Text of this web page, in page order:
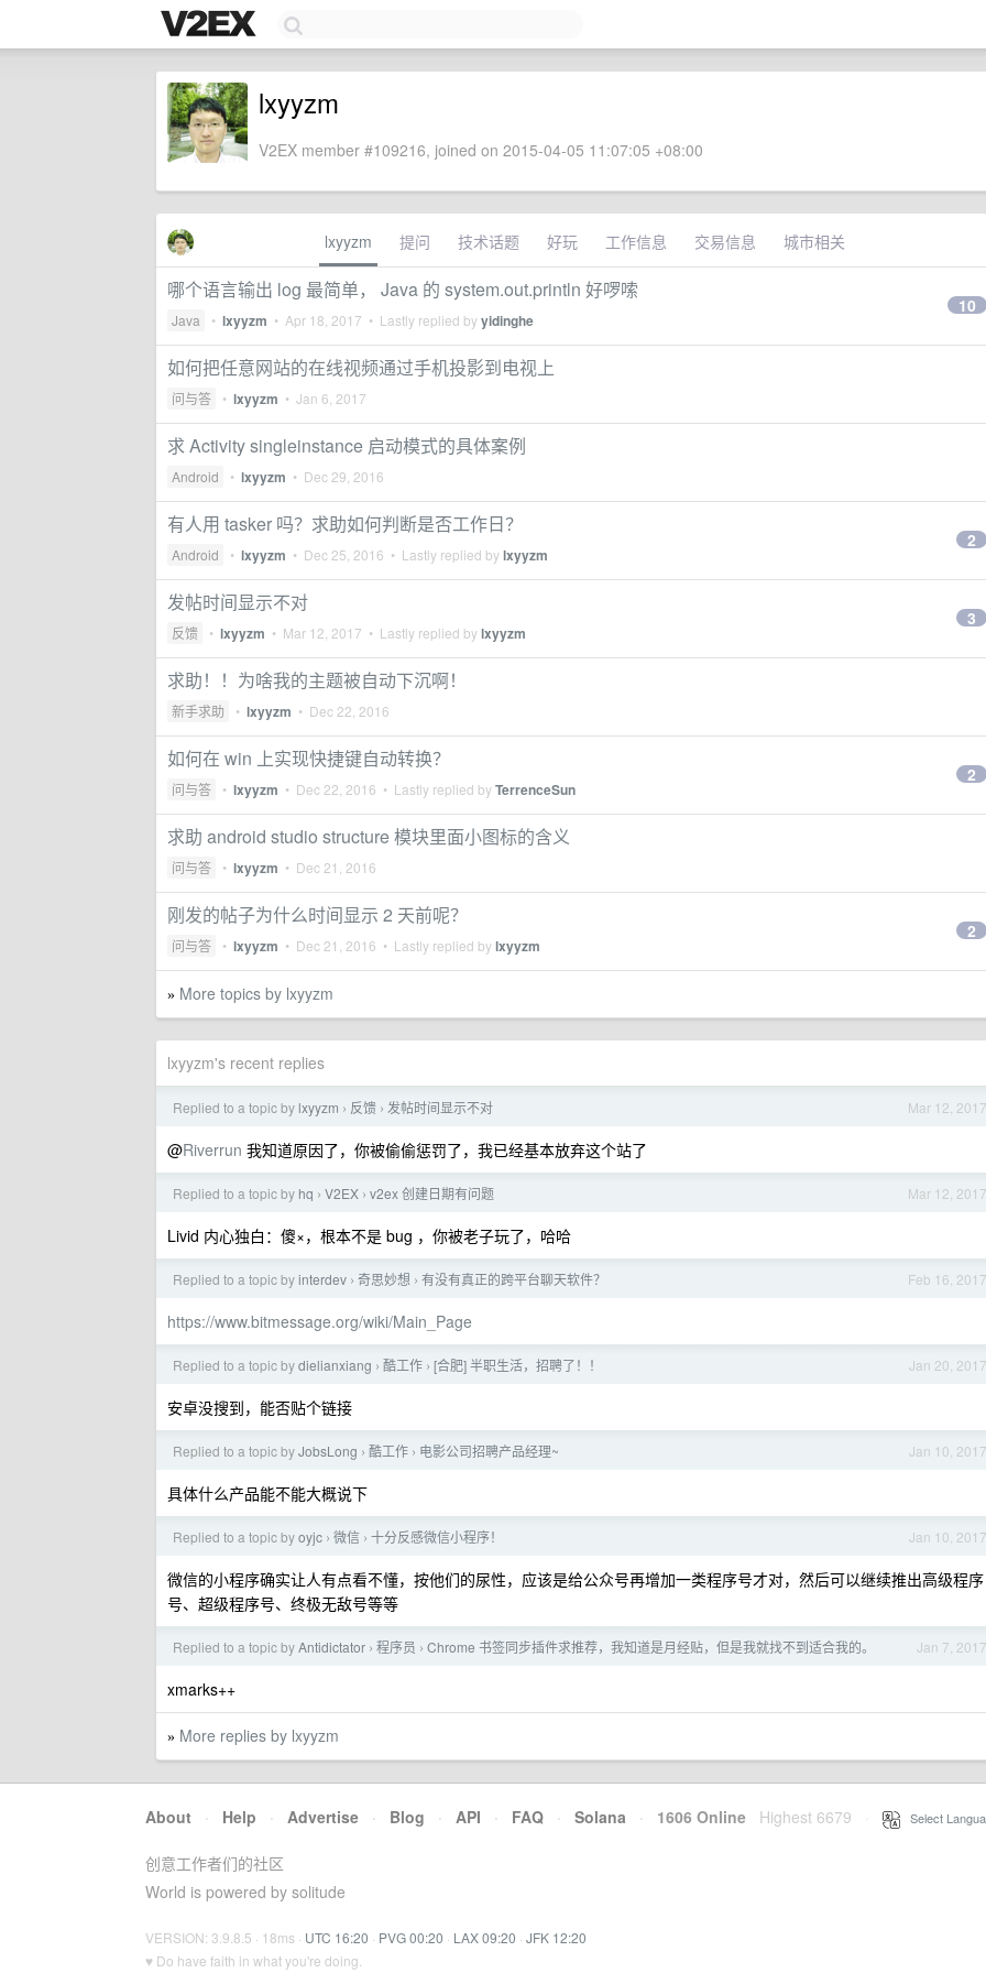
lxyyzm
V2EX member #109216, joined on 2015-04-05 11:07:05 +08:00
lxyyzm 提问 技术话题 好玩 工作信息 交易信息 城市相关
哪个语言输出 log 最简单， Java 的 system.out.println 好啰嗦
Java • lxyyzm • Apr 18, 2017 • Lastly replied byyidinghe
10
如何把任意网站的在线视频通过手机投影到电视上
问与答 • lxyyzm • Jan 6, 2017
求 Activity singleinstance 启动模式的具体案例
Android • lxyyzm • Dec 29, 2016
有人用 tasker 吗？求助如何判断是否工作日？
Android • lxyyzm • Dec 25, 2016 • Lastly replied bylxyyzm
2
发帖时间显示不对
反馈 • lxyyzm • Mar 12, 2017 • Lastly replied bylxyyzm
3
求助！！为啥我的主题被自动下沉啊！
新手求助 • lxyyzm • Dec 22, 2016
如何在 win 上实现快捷键自动转换？
问与答 • lxyyzm • Dec 22, 2016 • Lastly replied byTerrenceSun
2
求助 android studio structure 模块里面小图标的含义
问与答 • lxyyzm • Dec 21, 2016
刚发的帖子为什么时间显示 2 天前呢？
问与答 • lxyyzm • Dec 21, 2016 • Lastly replied bylxyyzm
2
» More topics by lxyyzm
lxyyzm's recent replies
Mar 12, 2017
Replied to a topic by lxyyzm › 反馈 › 发帖时间显示不对
@Riverrun 我知道原因了，你被偷偷惩罚了，我已经基本放弃这个站了
Mar 12, 2017
Replied to a topic by hq › V2EX › v2ex 创建日期有问题
Livid 内心独白：傻×，根本不是 bug ，你被老子玩了，哈哈
Feb 16, 2017
Replied to a topic byinterdev › 奇思妙想 › 有没有真正的跨平台聊天软件？
https://www.bitmessage.org/wiki/Main_Page
Jan 20, 2017
Replied to a topic bydielianxiang › 酷工作 › [合肥] 半职生活，招聘了！！
安卓没搜到，能否贴个链接
Jan 10, 2017
Replied to a topic byJobsLong › 酷工作 › 电影公司招聘产品经理~
具体什么产品能不能大概说下
Jan 10, 2017
Replied to a topic byoyjc › 微信 › 十分反感微信小程序！
微信的小程序确实让人有点看不懂，按他们的尿性，应该是给公众号再增加一类程序号才对，然后可以继续推出高级程序
号、超级程序号、终极无敌号等等
Jan 7, 2017
Replied to a topic byAntidictator › 程序员 › Chrome 书签同步插件求推荐，我知道是月经贴，但是我就找不到适合我的。
xmarks++
» More replies by lxyyzm
About · Help · Advertise · Blog · API · FAQ · Solana · 1606 Online Highest 6679 Select
创意工作者们的社区
World is powered by solitude
VERSION: 3.9.8.5 · 18ms · UTC 16:20 · PVG 00:20 · LAX 09:20 · JFK 12:20
♥ Do have faith in what you're doing.